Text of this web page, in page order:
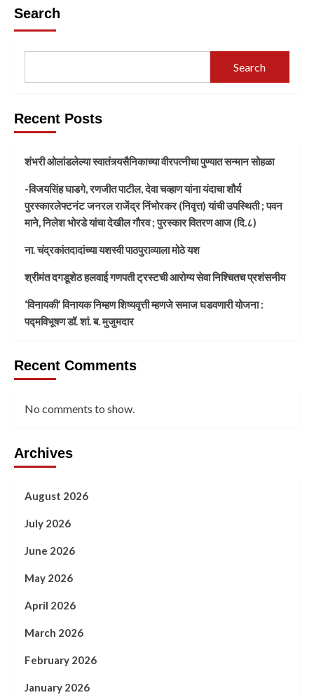
Search
Search
Recent Posts
शंभरी ओलांडलेल्या स्वातंत्र्यसैनिकाच्या वीरपत्नीचा पुण्यात सन्मान सोहळा
-विजयसिंह घाडगे, रणजीत पाटील, देवा चव्हाण यांना यंदाचा शौर्य
पुरस्कारलेफ्टनंट जनरल राजेंद्र निंभोरकर (निवृत्त) यांची उपस्थिती ; पवन
माने, निलेश भोरडे यांचा देखील गौरव ; पुरस्कार वितरण आज (दि.८)
ना. चंद्रकांतदादांच्या यशस्वी पाठपुराव्याला मोठे यश
श्रीमंत दगडूशेठ हलवाई गणपती ट्रस्टची आरोग्य सेवा निश्चितच प्रशंसनीय
‘विनायकी’ विनायक निम्हण शिष्यवृत्ती म्हणजे समाज घडवणारी योजना :
पद्मविभूषण डॉ. शां. ब. मुजुमदार
Recent Comments
No comments to show.
Archives
August 2026
July 2026
June 2026
May 2026
April 2026
March 2026
February 2026
January 2026